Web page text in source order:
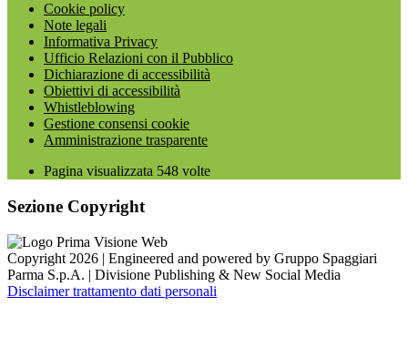
Cookie policy
Note legali
Informativa Privacy
Ufficio Relazioni con il Pubblico
Dichiarazione di accessibilità
Obiettivi di accessibilità
Whistleblowing
Gestione consensi cookie
Amministrazione trasparente
Pagina visualizzata 548 volte
Sezione Copyright
Copyright 2026 | Engineered and powered by Gruppo Spaggiari
Parma S.p.A. | Divisione Publishing & New Social Media
Disclaimer trattamento dati personali